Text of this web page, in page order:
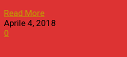
Read More
Aprile 4, 2018
0